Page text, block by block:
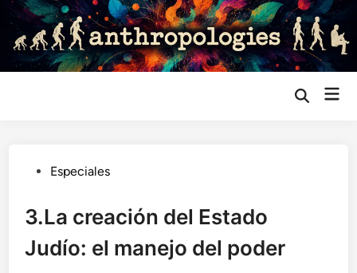
Saltar
contenido
Abrir
Publicado
Especiales
3.La creación del Estado
Judío: el manejo del poder